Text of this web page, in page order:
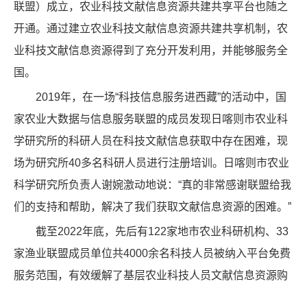
联盟）成立，农业科技文献信息资源共建共享平台也随之
开通。通过建立农业科技文献信息资源共建共享机制，农
业科技文献信息资源得到了充分开发利用，并能够服务全
国。
2019年，在一场“科技信息服务进西藏”的活动中，国
家农业大数据与信息服务联盟的成员发现日喀则市农业科
学研究所的科研人员在科技文献信息获取中存在困难，现
场为研究所40多名科研人员进行注册培训。日喀则市农业
科学研究所负责人谢婉激动地说：“真的非常感谢联盟给我
们的支持和帮助，解决了我们获取文献信息资源的困难。”
截至2022年底，先后有122家地市农业科研机构、33
家渔业联盟成员单位共4000余名科技人员被纳入平台免费
服务范围，有效缓解了基层农业科技人员文献信息资源购